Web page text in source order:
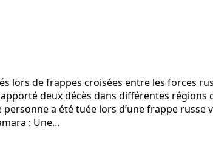
lors de frappes croisées entre les forces
deux décès dans différentes régions
a été tuée lors d’une frappe
: Une…